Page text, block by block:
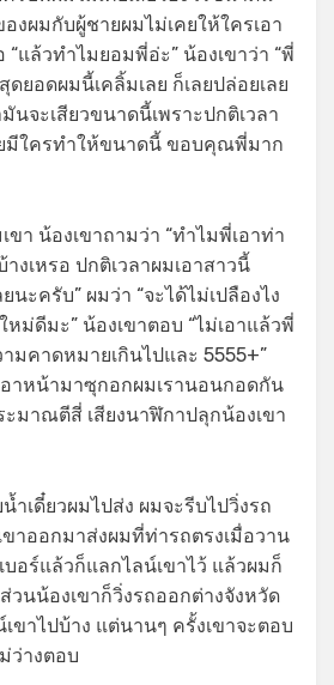
งผมกับผู้ชายผมไม่เคยให้ใครเอา
“แล้วทำไมยอมพี่อ่ะ” น้องเขาว่า “พี่
ดยอดผมนี้เคลิ้มเลย ก็เลยปล่อยเลย
นจะเสียวขนาดนี้เพราะปกติเวลา
มีใครทำให้ขนาดนี้ ขอบคุณพี่มาก
า น้องเขาถามว่า “ทำไมพี่เอาท่า
งเหรอ ปกติเวลาผมเอาสาวนี้
นะครับ” ผมว่า “จะได้ไม่เปลืองไง
ม่ดีมะ” น้องเขาตอบ “ไม่เอาแล้วพี่
มคาดหมายเกินไปและ 5555+”
อาหน้ามาซุกอกผมเรานอนกอดกัน
มาณตีสี่ เสียงนาฬิกาปลุกน้องเขา
ำเดี๋ยวผมไปส่ง ผมจะรีบไปวิ่งรถ
ขาออกมาส่งผมที่ท่ารถตรงเมื่อวาน
อร์แล้วก็แลกไลน์เขาไว้ แล้วผมก็
วนน้องเขาก็วิ่งรถออกต่างจังหวัด
ขาไปบ้าง แต่นานๆ ครั้งเขาจะตอบ
ว่างตอบ